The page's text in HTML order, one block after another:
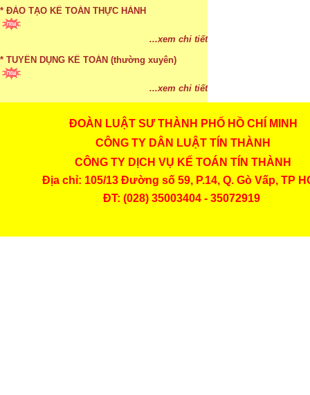
* ĐÀO TẠO KẾ TOÁN THỰC HÀNH
...xem chi tiết
* TUYỂN DỤNG KẾ TOÁN (thường xuyên)
...xem chi tiết
* Cách chọn màu phù hợp theo phong thuỷ
* Mức phạt khi chậm nộp báo cáo thuế
...xem chi tiết
ĐOÀN LUẬT SƯ THÀNH PHỐ HỒ CHÍ MINH
CÔNG TY DÂN LUẬT TÍN THÀNH
CÔNG TY DỊCH VỤ KẾ TOÁN TÍN THÀNH
Địa chỉ: 105/13 Đường số 59, P.14, Q. Gò Vấp, TP
ĐT: (028) 35003404 - 35072919